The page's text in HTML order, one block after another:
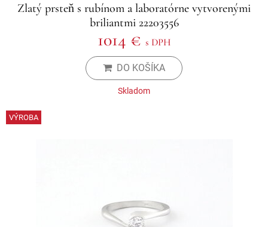
Zlatý prsteň s rubínom a laboratórne vytvorenými
briliantmi 22203556
1014 € s DPH
DO KOŠÍKA
Skladom
VÝROBA